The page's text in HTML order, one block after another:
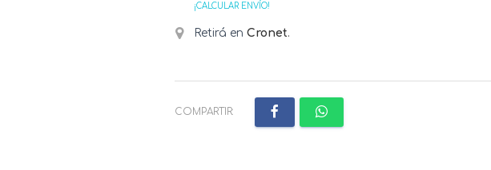
¡CALCULAR ENVÍO!
Retirá en Cronet.
COMPARTIR: